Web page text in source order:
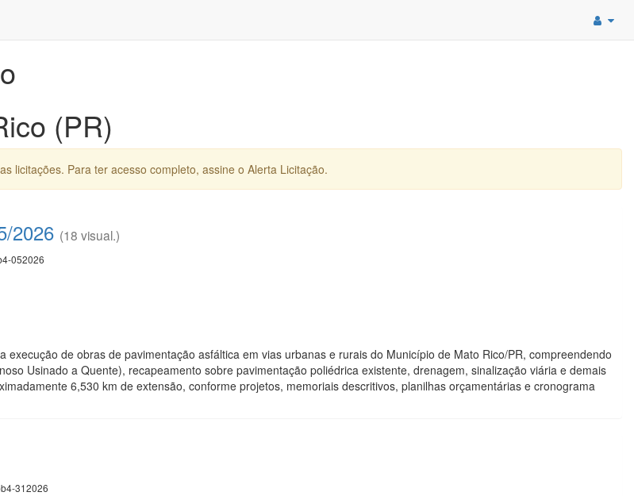
(PR)
licitações. Para ter acesso completo, assine o Alerta Licitação.
2026 (18 visual.)
052026
execução de obras de pavimentação asfáltica em vias urbanas e rurais do Município de Mato Rico/PR, compreendendo
Usinado a Quente), recapeamento sobre pavimentação poliédrica existente, drenagem, sinalização viária e demais
6,530 km de extensão, conforme projetos, memoriais descritivos, planilhas orçamentárias e cronograma
312026